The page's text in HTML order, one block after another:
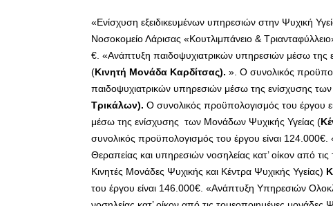
«Ενίσχυση εξειδικευμένων υπηρεσιών στην Ψυχική
Νοσοκομείο Λάρισας «Κουτλιμπάνειο &
€. «Ανάπτυξη παιδοψυχιατρικών υπηρεσιών μέσω
(Κινητή Μονάδα Καρδίτσας). ». Ο συνολικός
παιδοψυχιατρικών υπηρεσιών μέσω της ενίσχυσης
Τρικάλων). Ο συνολικός προϋπολογισμός του έργου
μέσω της ενίσχυσης των Μονάδων Ψυχικής Υγείας (
συνολικός προϋπολογισμός του έργου είναι
Θεραπείας και υπηρεσιών νοσηλείας κατ’ οίκον από
Κινητές Μονάδες Ψυχικής και Κέντρα Ψυχικής Υγείας)
του έργου είναι 146.000€. «Ανάπτυξη Υπηρεσιών